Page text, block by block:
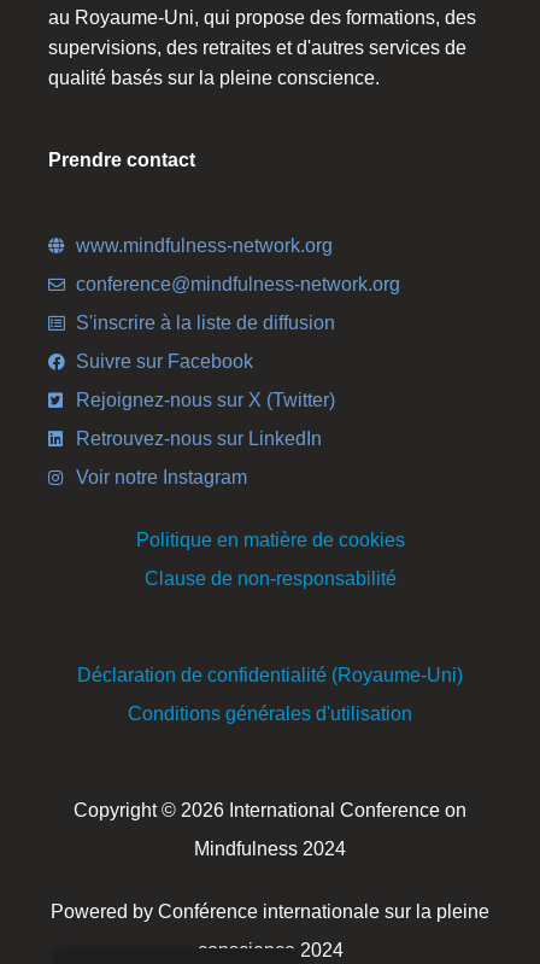
au Royaume-Uni, qui propose des formations, des
supervisions, des retraites et d'autres services de
qualité basés sur la pleine conscience.
Prendre contact
www.mindfulness-network.org
conference@mindfulness-network.org
S'inscrire à la liste de diffusion
Suivre sur Facebook
Rejoignez-nous sur X (Twitter)
Retrouvez-nous sur LinkedIn
Voir notre Instagram
Politique en matière de cookies
Clause de non-responsabilité
Déclaration de confidentialité (Royaume-Uni)
Conditions générales d'utilisation
Copyright © 2026 International Conference on
Mindfulness 2024
Powered by Conférence internationale sur la pleine
conscience 2024